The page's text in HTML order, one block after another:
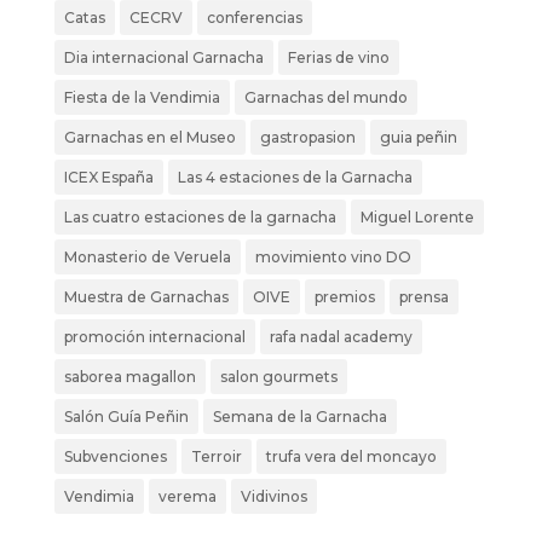
Catas CECRV conferencias
Dia internacional Garnacha Ferias de vino
Fiesta de la Vendimia Garnachas del mundo
Garnachas en el Museo gastropasion guia peñin
ICEX España Las 4 estaciones de la Garnacha
Las cuatro estaciones de la garnacha Miguel Lorente
Monasterio de Veruela movimiento vino DO
Muestra de Garnachas OIVE premios prensa
promoción internacional rafa nadal academy
saborea magallon salon gourmets
Salón Guía Peñin Semana de la Garnacha
Subvenciones Terroir trufa vera del moncayo
Vendimia verema Vidivinos